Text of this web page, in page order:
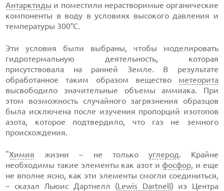
Антарктиды и поместили нерастворимые органические
компоненты в воду в условиях высокого давления и
температуры 300°C.
Эти условия были выбраны, чтобы моделировать
гидротермальную деятельность, которая
присутствовала на ранней Земле. В результате
обработанное таким образом вещество метеорита
высвободило значительные объемы аммиака. При
этом возможность случайного загрязнения образцов
была исключена после изучения пропорций изотопов
азота, которое подтвердило, что газ не земного
происхождения.
"Химия жизни – не только углерод. Крайне
необходимы такие элементы как азот ифосфор, и еще
не вполне ясно, как эти элементы смогли соединиться,
– сказал Льюис Дартнелл (Lewis Dartnell) из Центра